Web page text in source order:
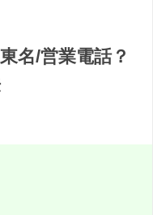
名/営業電話？